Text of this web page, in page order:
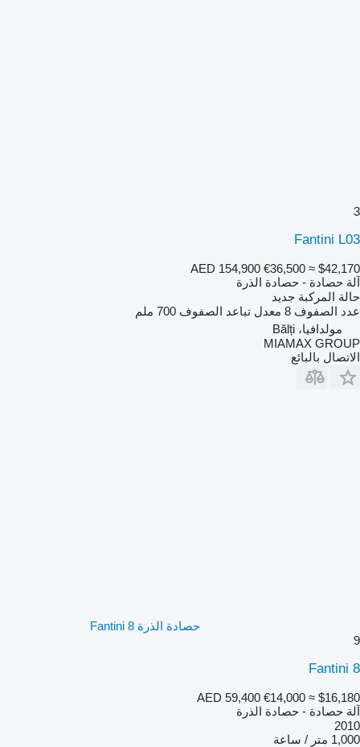
3
Fantini L03
AED 154,900 €36,500 ≈ $42,170
آلة حصادة - حصادة الذرة
حالة المركبة جديد
عدد الصفوف 8 معدل تباعد الصفوف 700 ملم
مولدافيا، Bălți
MIAMAX GROUP
الاتصال بالبائع
حصادة الذرة Fantini 8
9
Fantini 8
AED 59,400 €14,000 ≈ $16,180
آلة حصادة - حصادة الذرة
2010
1,000 متر / ساعة